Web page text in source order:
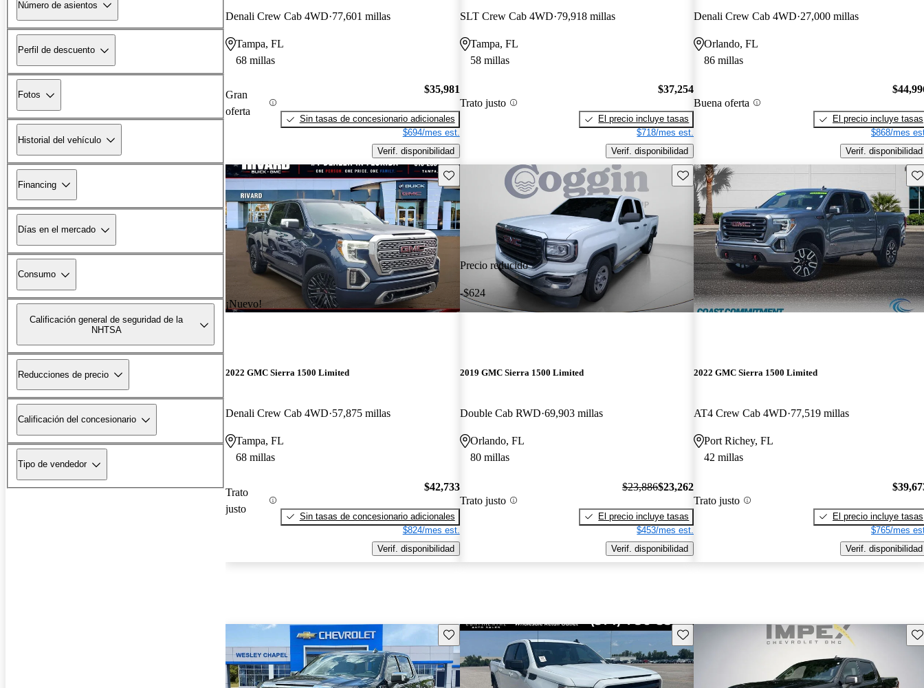
Número de asientos
Perfil de descuento
Fotos
Historial del vehículo
Financing
Días en el mercado
Consumo
Calificación general de seguridad de la
NHTSA
Reducciones de precio
Calificación del concesionario
Tipo de vendedor
Denali Crew Cab 4WD 77,601 millas
Tampa, FL
68 millas
Gran
oferta
$35,981
Sin tasas de concesionario adicionales
$694/mes est.
Verif. disponibilidad
SLT Crew Cab 4WD 79,918 millas
Tampa, FL
58 millas
Trato justo
$37,254
El precio incluye tasas
$718/mes est.
Verif. disponibilidad
Denali Crew Cab 4WD 27,000 millas
Orlando, FL
86 millas
Buena oferta
El precio incluye tasas
$868/mes
Verif. disponibilidad
¡Nuevo!
Guarda este Aviso
2022 GMC Sierra 1500 Limited
Denali Crew Cab 4WD 57,875 millas
Tampa, FL
68 millas
Trato
justo
$42,733
Sin tasas de concesionario adicionales
$824/mes est.
Verif. disponibilidad
Precio reducido
-$624
Guarda este Aviso
2019 GMC Sierra 1500 Limited
Double Cab RWD 69,903 millas
Orlando, FL
80 millas
Trato justo
$23,886$23,262
El precio incluye tasas
$453/mes est.
Verif. disponibilidad
2022 GMC Sierra 1500 Limited
AT4 Crew Cab 4WD 77,519 millas
Port Richey, FL
42 millas
Trato justo
El precio incluye tasas
$765/mes
Verif. disponibilidad
Guarda este Aviso Guarda este Aviso